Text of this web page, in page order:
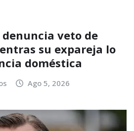
veto de
su expareja lo
doméstica
Ago 5, 2026